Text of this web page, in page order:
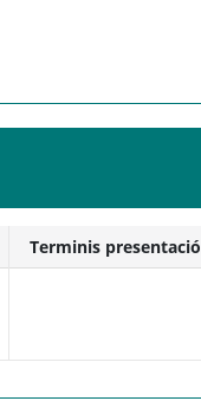
Terminis presentació